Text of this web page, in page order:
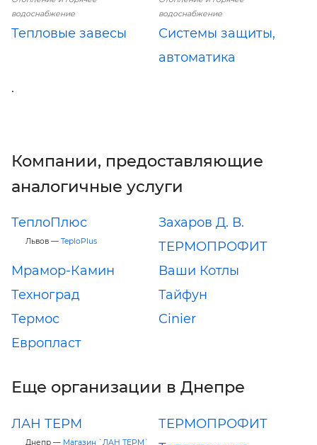
водоснабжение
Тепловые завесы
водоснабжение
Системы защиты,
автоматика
.
Компании, предоставляющие
аналогичные услуги
ТеплоПлюс
Львов — TeploPlus
Захаров Д. В.
ТЕРМОПРОФИТ
Мрамор-Камин
Ваши Котлы
Техноград
Тайфун
Термос
Cinier
Европласт
Еще организации в Днепре
ЛАН ТЕРМ
Днепр — Магазин `ЛАН ТЕРМ`
ТЕРМОПРОФИТ